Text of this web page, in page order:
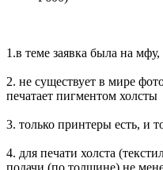
1.в теме заявка была на
2. не существует в мире
печатает пигментом холсты
3. только принтеры есть, и
4. для печати холста